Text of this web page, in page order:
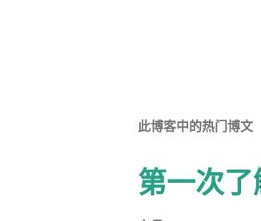
此博客中的热门博文
第一次